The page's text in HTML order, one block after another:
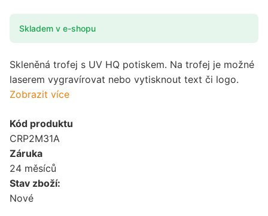
Skladem v e-shopu
Skleněná trofej s UV HQ potiskem. Na trofej je možné
laserem vygravírovat nebo vytisknout text či logo.
Zobrazit více
Kód produktu
CRP2M31A
Záruka
24 měsíců
Stav zboží:
Nové